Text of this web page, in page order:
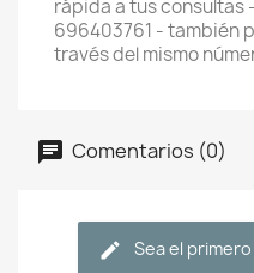
rápida a tus consultas
696403761 - también
través del mismo
Comentarios (0)
Sea el